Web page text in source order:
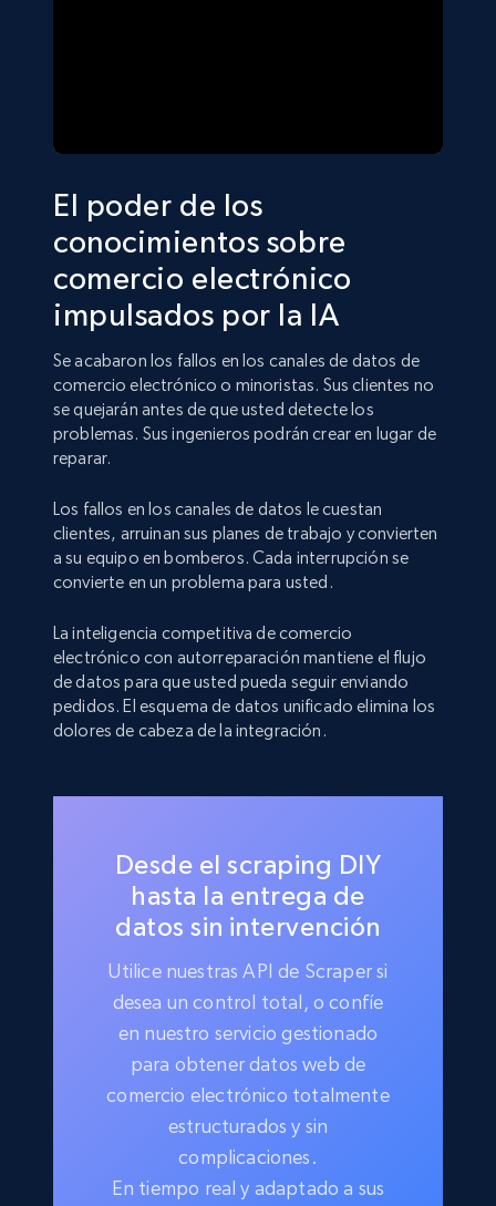
El poder de los
conocimientos sobre
comercio electrónico
impulsados por la IA
Se acabaron los fallos en los canales de datos de
comercio electrónico o minoristas. Sus clientes no
se quejarán antes de que usted detecte los
problemas. Sus ingenieros podrán crear en lugar de
reparar.
Los fallos en los canales de datos le cuestan
clientes, arruinan sus planes de trabajo y convierten
a su equipo en bomberos. Cada interrupción se
convierte en un problema para usted.
La inteligencia competitiva de comercio
electrónico con autorreparación mantiene el flujo
de datos para que usted pueda seguir enviando
pedidos. El esquema de datos unificado elimina los
dolores de cabeza de la integración.
Desde el scraping DIY
hasta la entrega de
datos sin intervención
Utilice nuestras API de Scraper si
desea un control total, o confíe
en nuestro servicio gestionado
para obtener datos web de
comercio electrónico totalmente
estructurados y sin
complicaciones.
En tiempo real y adaptado a sus